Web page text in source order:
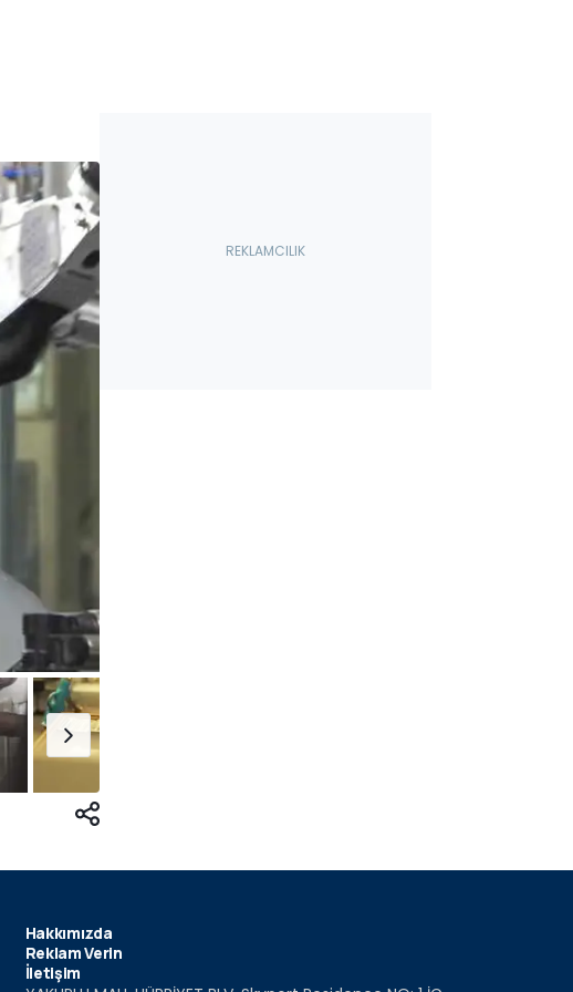
Hakkımızda
Reklam Verin
İletişim